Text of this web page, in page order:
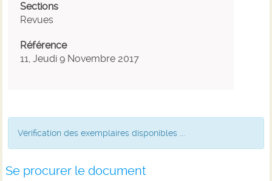
Sections
Revues
Référence
11, Jeudi 9 Novembre 2017
Vérification des exemplaires disponibles ...
Se procurer le document